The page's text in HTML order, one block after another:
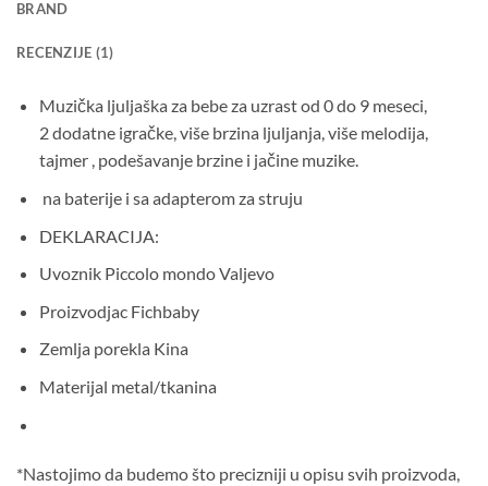
BRAND
RECENZIJE (1)
Muzička ljuljaška za bebe za uzrast od 0 do 9 meseci,
2 dodatne igračke, više brzina ljuljanja, više melodija,
tajmer , podešavanje brzine i jačine muzike.
na baterije i sa adapterom za struju
DEKLARACIJA:
Uvoznik Piccolo mondo Valjevo
Proizvodjac Fichbaby
Zemlja porekla Kina
Materijal metal/tkanina
*Nastojimo da budemo što precizniji u opisu svih proizvoda,